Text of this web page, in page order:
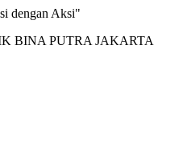
dengan Aksi"
BINA PUTRA JAKARTA